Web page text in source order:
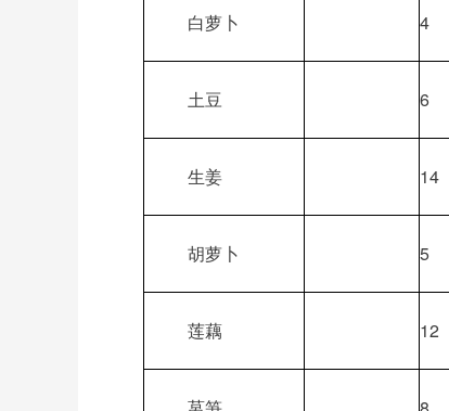
白萝卜 4
土豆 6
生姜 14
胡萝卜 5
莲藕 12